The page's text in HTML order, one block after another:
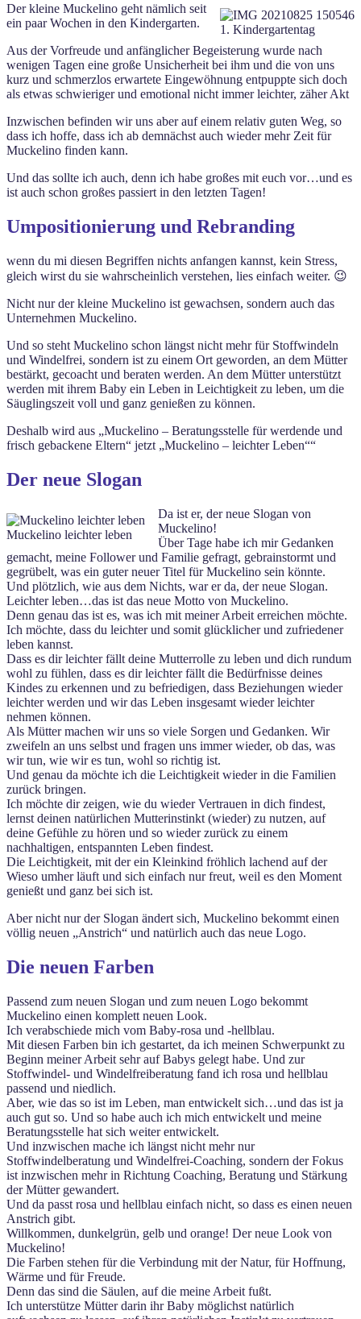
1. Kindergartentag
Der kleine Muckelino geht nämlich seit
ein paar Wochen in den Kindergarten.
Aus der Vorfreude und anfänglicher Begeisterung wurde nach
wenigen Tagen eine große Unsicherheit bei ihm und die von uns
kurz und schmerzlos erwartete Eingewöhnung entpuppte sich doch
als etwas schwieriger und emotional nicht immer leichter, zäher Akt
Inzwischen befinden wir uns aber auf einem relativ guten Weg, so
dass ich hoffe, dass ich ab demnächst auch wieder mehr Zeit für
Muckelino finden kann.
Und das sollte ich auch, denn ich habe großes mit euch vor…und es
ist auch schon großes passiert in den letzten Tagen!
Umpositionierung und Rebranding
wenn du mi diesen Begriffen nichts anfangen kannst, kein Stress,
gleich wirst du sie wahrscheinlich verstehen, lies einfach weiter. 😉
Nicht nur der kleine Muckelino ist gewachsen, sondern auch das
Unternehmen Muckelino.
Und so steht Muckelino schon längst nicht mehr für Stoffwindeln
und Windelfrei, sondern ist zu einem Ort geworden, an dem Mütter
bestärkt, gecoacht und beraten werden. An dem Mütter unterstützt
werden mit ihrem Baby ein Leben in Leichtigkeit zu leben, um die
Säuglingszeit voll und ganz genießen zu können.
Deshalb wird aus „Muckelino – Beratungsstelle für werdende und
frisch gebackene Eltern“ jetzt „Muckelino – leichter Leben““
Der neue Slogan
Muckelino leichter leben
Da ist er, der neue Slogan von
Muckelino!
Über Tage habe ich mir Gedanken
gemacht, meine Follower und Familie gefragt, gebrainstormt und
gegrübelt, was ein guter neuer Titel für Muckelino sein könnte.
Und plötzlich, wie aus dem Nichts, war er da, der neue Slogan.
Leichter leben…das ist das neue Motto von Muckelino.
Denn genau das ist es, was ich mit meiner Arbeit erreichen möchte.
Ich möchte, dass du leichter und somit glücklicher und zufriedener
leben kannst.
Dass es dir leichter fällt deine Mutterrolle zu leben und dich rundum
wohl zu fühlen, dass es dir leichter fällt die Bedürfnisse deines
Kindes zu erkennen und zu befriedigen, dass Beziehungen wieder
leichter werden und wir das Leben insgesamt wieder leichter
nehmen können.
Als Mütter machen wir uns so viele Sorgen und Gedanken. Wir
zweifeln an uns selbst und fragen uns immer wieder, ob das, was
wir tun, wie wir es tun, wohl so richtig ist.
Und genau da möchte ich die Leichtigkeit wieder in die Familien
zurück bringen.
Ich möchte dir zeigen, wie du wieder Vertrauen in dich findest,
lernst deinen natürlichen Mutterinstinkt (wieder) zu nutzen, auf
deine Gefühle zu hören und so wieder zurück zu einem
nachhaltigen, entspannten Leben findest.
Die Leichtigkeit, mit der ein Kleinkind fröhlich lachend auf der
Wieso umher läuft und sich einfach nur freut, weil es den Moment
genießt und ganz bei sich ist.
Aber nicht nur der Slogan ändert sich, Muckelino bekommt einen
völlig neuen „Anstrich“ und natürlich auch das neue Logo.
Die neuen Farben
Passend zum neuen Slogan und zum neuen Logo bekommt
Muckelino einen komplett neuen Look.
Ich verabschiede mich vom Baby-rosa und -hellblau.
Mit diesen Farben bin ich gestartet, da ich meinen Schwerpunkt zu
Beginn meiner Arbeit sehr auf Babys gelegt habe. Und zur
Stoffwindel- und Windelfreiberatung fand ich rosa und hellblau
passend und niedlich.
Aber, wie das so ist im Leben, man entwickelt sich…und das ist ja
auch gut so. Und so habe auch ich mich entwickelt und meine
Beratungsstelle hat sich weiter entwickelt.
Und inzwischen mache ich längst nicht mehr nur
Stoffwindelberatung und Windelfrei-Coaching, sondern der Fokus
ist inzwischen mehr in Richtung Coaching, Beratung und Stärkung
der Mütter gewandert.
Und da passt rosa und hellblau einfach nicht, so dass es einen neuen
Anstrich gibt.
Willkommen, dunkelgrün, gelb und orange! Der neue Look von
Muckelino!
Die Farben stehen für die Verbindung mit der Natur, für Hoffnung,
Wärme und für Freude.
Denn das sind die Säulen, auf die meine Arbeit fußt.
Ich unterstütze Mütter darin ihr Baby möglichst natürlich